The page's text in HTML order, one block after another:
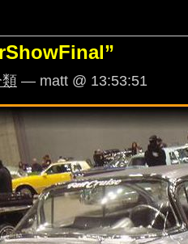
— matt @ 13:53:51